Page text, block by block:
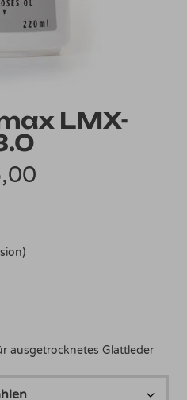
LMX-
ausgetrocknetes Glattleder